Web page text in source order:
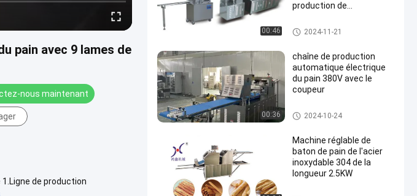
pain avec 9 lames de
nous maintenant
de production
00:46
production de
Cha Siu Bao
Machine bourrée cuite à la vap
eur de petit pain
2024-11-21
00:36
chaîne de production
automatique électrique
du pain 380V avec le
coupeur
Chaîne de production de pain
2024-10-24
Machine réglable de
baton de pain de l'acier
inoxydable 304 de la
longueur 2.5KW